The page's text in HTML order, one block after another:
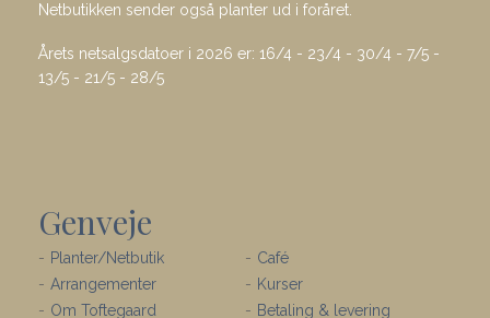
Netbutikken sender også planter ud i foråret.
Årets netsalgsdatoer i 2026 er: 16/4 - 23/4 - 30/4 - 7/5 -
13/5 - 21/5 - 28/5
Genveje
Planter/Netbutik
Café
Arrangementer
Kurser
Om Toftegaard
Betaling & levering